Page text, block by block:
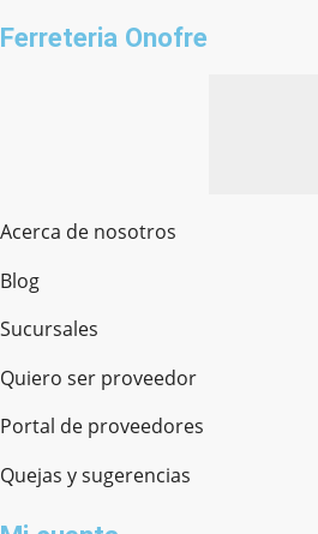
Ferreteria Onofre
Acerca de nosotros
Blog
Sucursales
Quiero ser proveedor
Portal de proveedores
Quejas y sugerencias